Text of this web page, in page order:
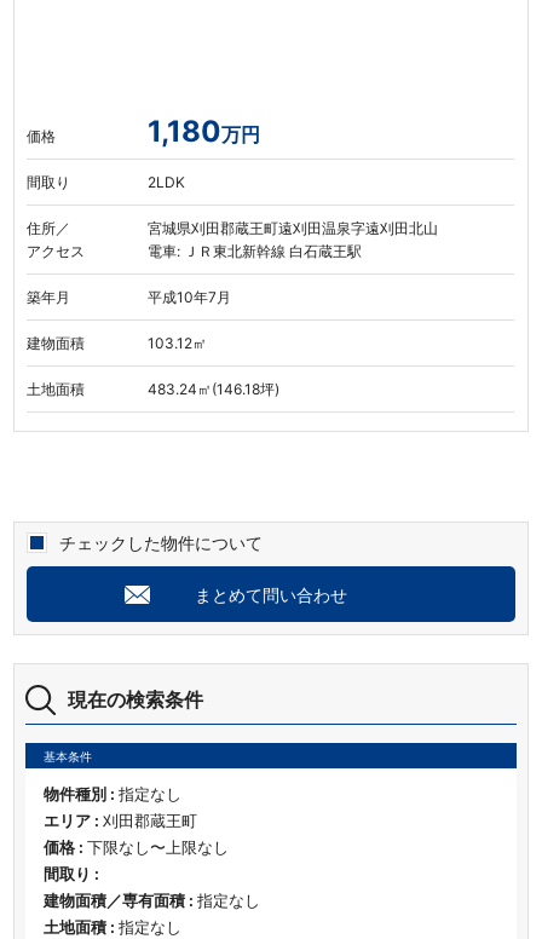
現在の検索条件
基本条件
物件種別 : 指定なし
エリア : 刈田郡蔵王町
価格 : 下限なし〜上限なし
間取り :
建物面積／専有面積 : 指定なし
土地面積 : 指定なし
価格 1,180万円
間取り 2LDK
住所／
アクセス
宮城県刈田郡蔵王町遠刈田温泉字遠刈田北山
電車: ＪＲ東北新幹線 白石蔵王駅
築年月 平成10年7月
建物面積 103.12㎡
土地面積 483.24㎡(146.18坪)
チェックした物件について
まとめて問い合わせ